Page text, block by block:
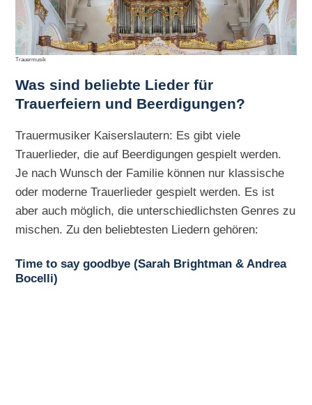
Trauermusik
Was sind beliebte Lieder für
Trauerfeiern und Beerdigungen?
Trauermusiker Kaiserslautern: Es gibt viele
Trauerlieder, die auf Beerdigungen gespielt werden.
Je nach Wunsch der Familie können nur klassische
oder moderne Trauerlieder gespielt werden. Es ist
aber auch möglich, die unterschiedlichsten Genres zu
mischen. Zu den beliebtesten Liedern gehören:
Time to say goodbye (Sarah Brightman & Andrea
Bocelli)